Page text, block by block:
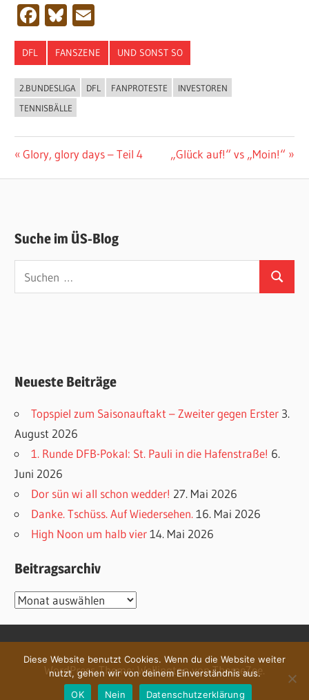
Facebook
Bluesky
DFL FANSZENE UND SONST SO
2.BUNDESLIGA DFL FANPROTESTE
INVESTOREN
TENNISBÄLLE
Beitragsnavigation
Vorheriger
Glory, glory days – Teil 4
Nächster
„Glück auf!“ vs „Moin!“
Suche im ÜS-Blog
nach:
Suchen
Neueste Beiträge
Topspiel zum Saisonauftakt – Zweiter gegen Erster 3.
August 2026
1. Runde DFB-Pokal: St. Pauli in die Hafenstraße! 6.
Juni 2026
Dor sün wi all schon wedder! 27. Mai 2026
Danke. Tschüss. Auf Wiedersehen. 16. Mai 2026
High Noon um halb vier 14. Mai 2026
Beitragsarchiv
Beitragsarchiv
WordPress-Theme: Wellington von ThemeZee.
Diese Website benutzt Cookies. Wenn du die Website weiter
nutzt, gehen wir von deinem Einverständnis aus.
OK
Nein Datenschutzerklärung